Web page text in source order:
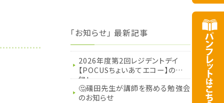
「お知らせ」 最新記事
2026年度第2回レジデントデイ
【POCUSちょいあてエコー】の記
録！
🤔礒田先生が講師を務める勉強会
のお知らせ